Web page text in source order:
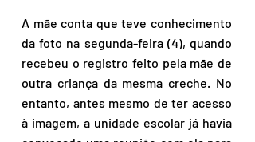
A mãe conta que teve conhecimento
da foto na segunda-feira (4), quando
recebeu o registro feito pela mãe de
outra criança da mesma creche. No
entanto, antes mesmo de ter acesso
à imagem, a unidade escolar já havia